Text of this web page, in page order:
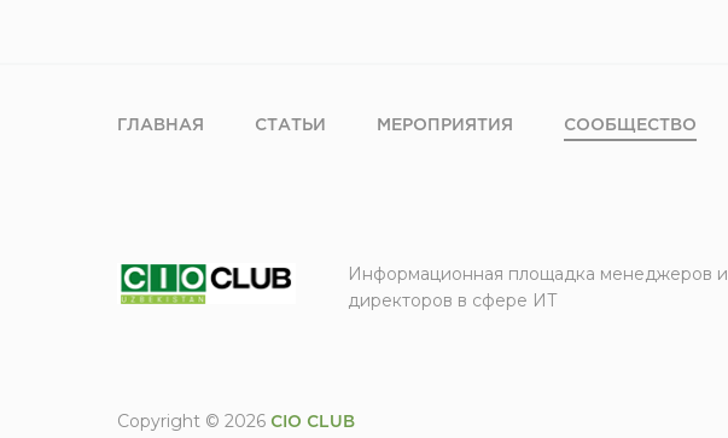
ГЛАВНАЯ СТАТЬИ МЕРОПРИЯТИЯ СООБЩЕСТВО
Информационная площадка менеджеров и
директоров в сфере ИТ
Copyright © 2026 CIO CLUB